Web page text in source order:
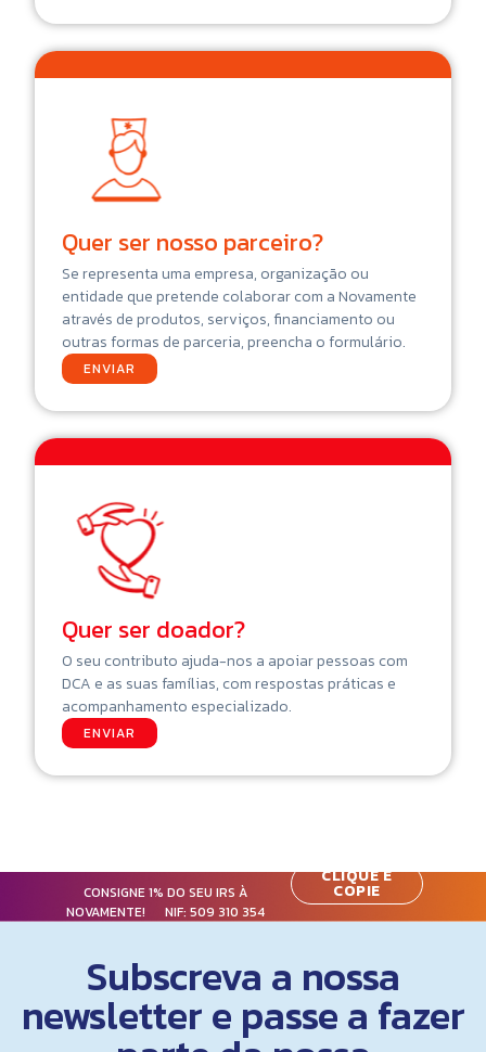
Quer ser nosso parceiro?
Se representa uma empresa, organização ou
entidade que pretende colaborar com a Novamente
através de produtos, serviços, financiamento ou
outras formas de parceria, preencha o formulário.
ENVIAR
Quer ser doador?
O seu contributo ajuda-nos a apoiar pessoas com
DCA e as suas famílias, com respostas práticas e
acompanhamento especializado.
ENVIAR
CONSIGNE 1% DO SEU IRS À
NOVAMENTE! NIF:509 310 354
CLIQUE E
COPIE
Subscreva a nossa
newsletter e passe a fazer